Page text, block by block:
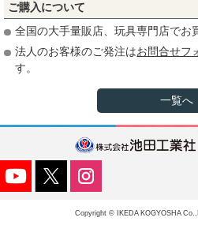
ご購入について
全国の大手量販店、玩具専門店でお
法人のお客様のご発注はお問合せフ
す。
一覧へ
Copyright © IKEDA KOGYOSHA